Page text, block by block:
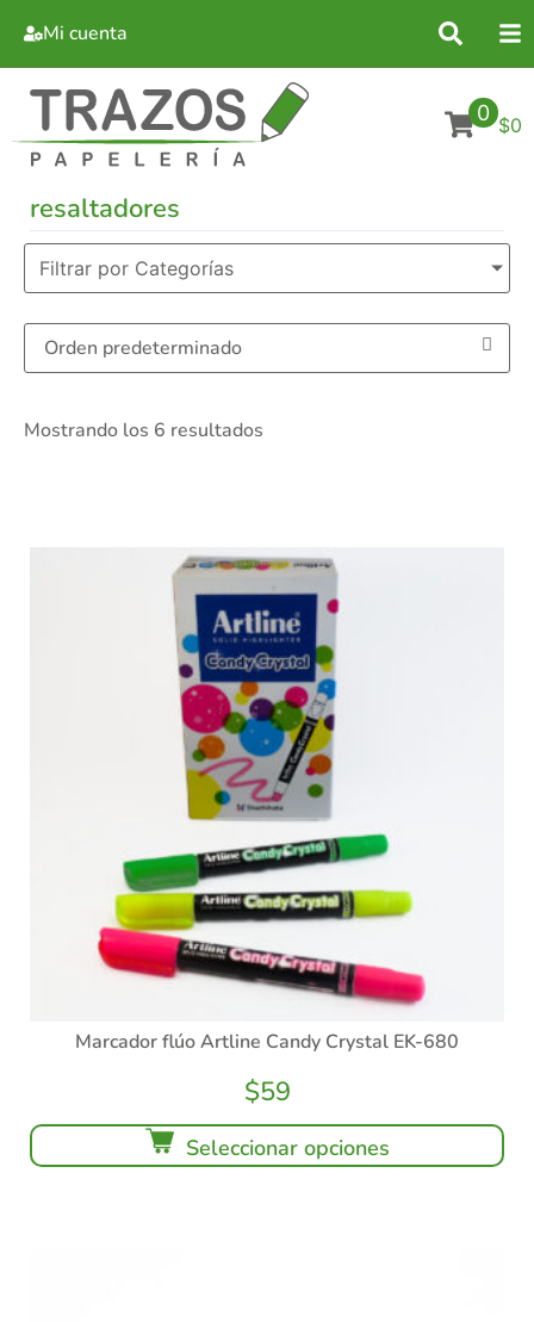
Mi cuenta
0 $0
resaltadores
Filtrar por Categorías
Mostrando los 6 resultados
Marcador flúo Artline Candy Crystal EK-680
$59
Seleccionar opciones